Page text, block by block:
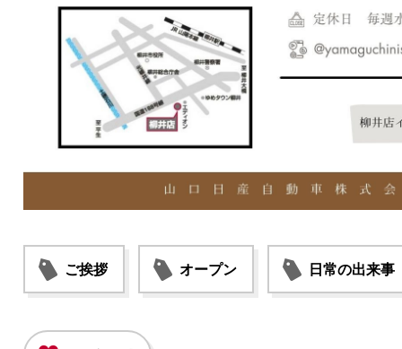
ご挨拶 オープン 日常の出来事